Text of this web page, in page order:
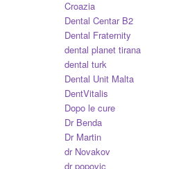
Croazia
Dental Centar B2
Dental Fraternity
dental planet tirana
dental turk
Dental Unit Malta
DentVitalis
Dopo le cure
Dr Benda
Dr Martin
dr Novakov
dr popovic